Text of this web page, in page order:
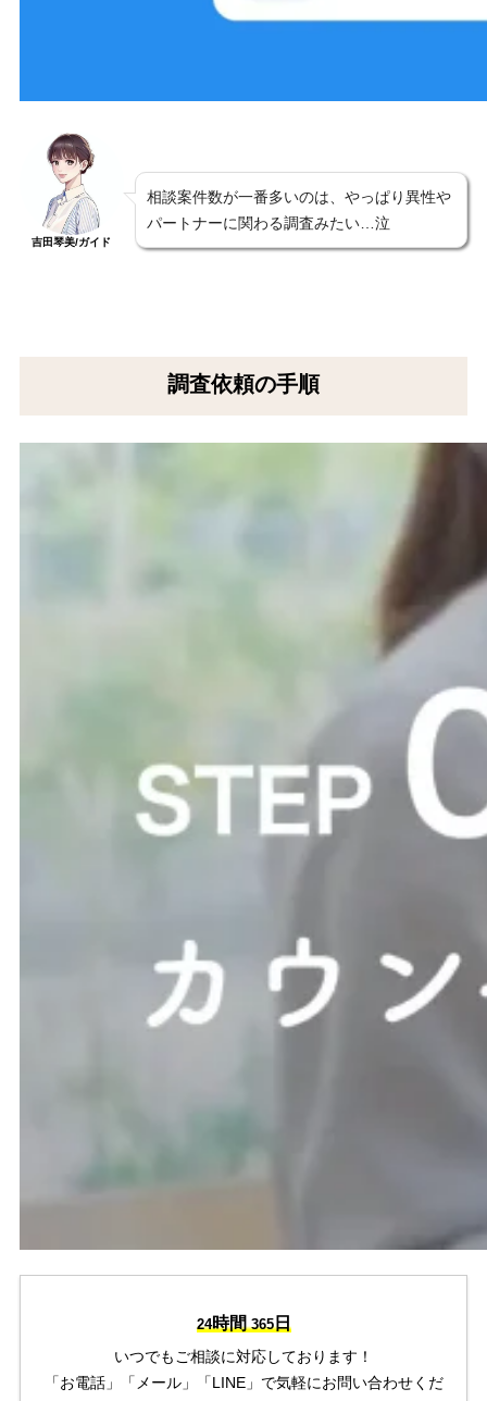
吉田琴美/ガイド
相談案件数が一番多いのは、やっぱり異性や
パートナーに関わる調査みたい…泣
調査依頼の手順
24時間365日
いつでもご相談に対応しております！
「お電話」「メール」「LINE」で気軽にお問い合わせくだ